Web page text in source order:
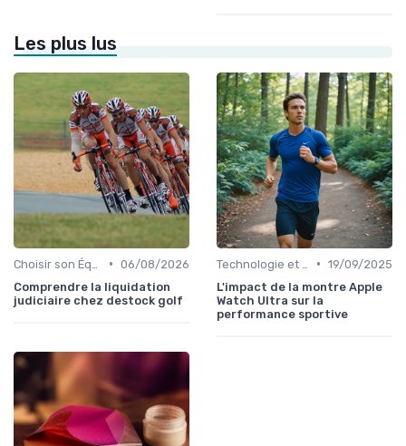
Les plus lus
• 06/08/2026
Comprendre la liquidation
judiciaire chez destock golf
• 19/09/2025
L'impact de la montre Apple
Watch Ultra sur la
performance sportive